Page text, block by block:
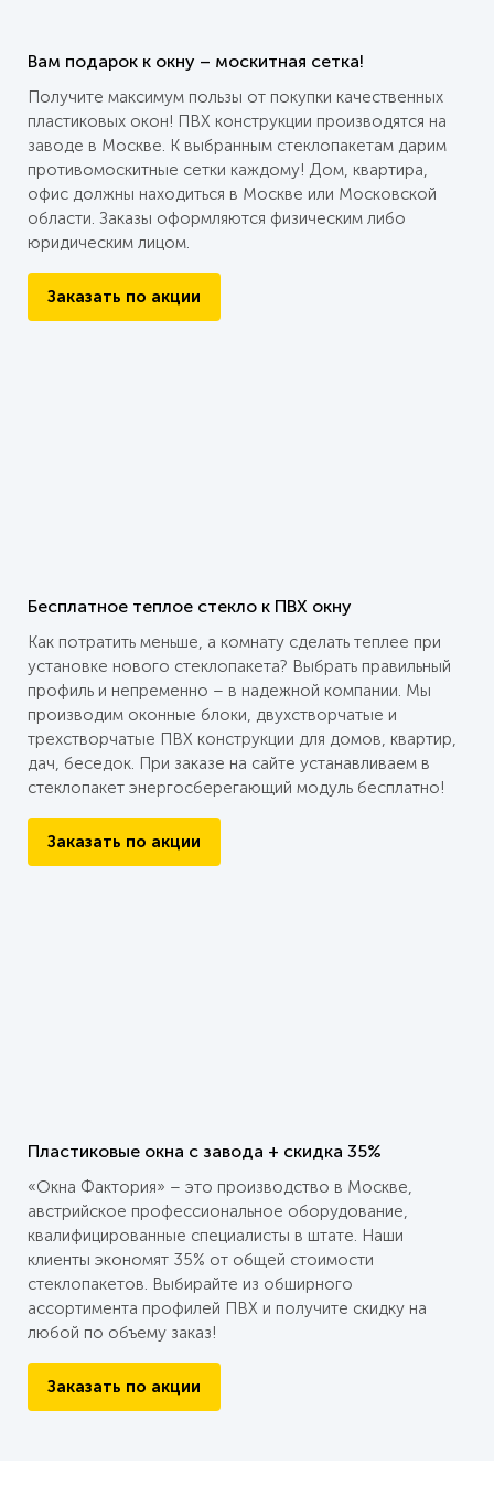
Вам подарок к окну – москитная сетка!
Получите максимум пользы от покупки качественных
пластиковых окон! ПВХ конструкции производятся на
заводе в Москве. К выбранным стеклопакетам дарим
противомоскитные сетки каждому! Дом, квартира,
офис должны находиться в Москве или Московской
области. Заказы оформляются физическим либо
юридическим лицом.
Заказать по акции
Бесплатное теплое стекло к ПВХ окну
Как потратить меньше, а комнату сделать теплее при
установке нового стеклопакета? Выбрать правильный
профиль и непременно – в надежной компании. Мы
производим оконные блоки, двухстворчатые и
трехстворчатые ПВХ конструкции для домов, квартир,
дач, беседок. При заказе на сайте устанавливаем в
стеклопакет энергосберегающий модуль бесплатно!
Заказать по акции
Пластиковые окна с завода + скидка 35%
«Окна Фактория» – это производство в Москве,
австрийское профессиональное оборудование,
квалифицированные специалисты в штате. Наши
клиенты экономят 35% от общей стоимости
стеклопакетов. Выбирайте из обширного
ассортимента профилей ПВХ и получите скидку на
любой по объему заказ!
Заказать по акции